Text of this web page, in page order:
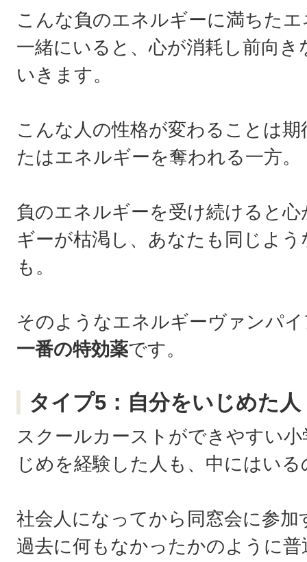
こんな負のエネルギーに満ちた
一緒にいると、心が消耗し前向
いきます。
こんな人の性格が変わることは
たはエネルギーを奪われる一方。
負のエネルギーを受け続けると
ギーが枯渇し、あなたも同じよ
も。
そのようなエネルギーヴァンパ
一番の特効薬です。
タイプ5：自分をいじめた人
スクールカーストができやすい
じめを経験した人も、中にはい
社会人になってから同窓会に参
過去に何もなかったかのように